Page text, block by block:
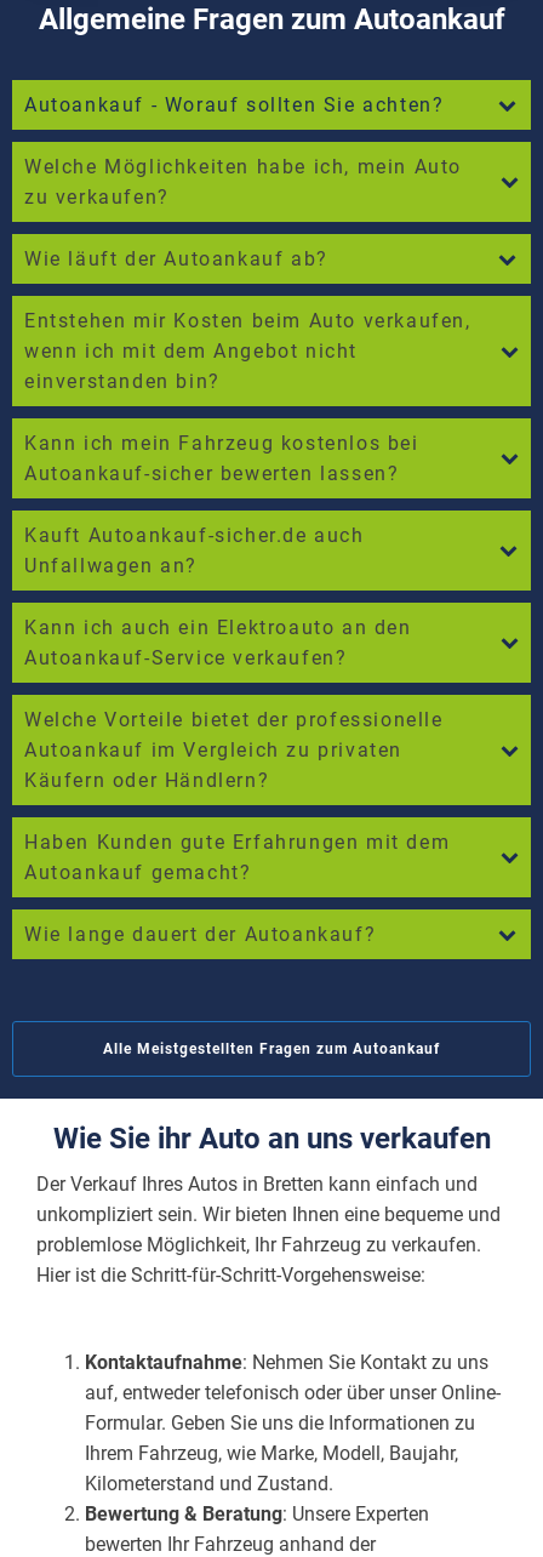
Allgemeine Fragen zum Autoankauf
Autoankauf - Worauf sollten Sie achten?
Welche Möglichkeiten habe ich, mein Auto
zu verkaufen?
Wie läuft der Autoankauf ab?
Entstehen mir Kosten beim Auto verkaufen,
wenn ich mit dem Angebot nicht
einverstanden bin?
Kann ich mein Fahrzeug kostenlos bei
Autoankauf-sicher bewerten lassen?
Kauft Autoankauf-sicher.de auch
Unfallwagen an?
Kann ich auch ein Elektroauto an den
Autoankauf-Service verkaufen?
Welche Vorteile bietet der professionelle
Autoankauf im Vergleich zu privaten
Käufern oder Händlern?
Haben Kunden gute Erfahrungen mit dem
Autoankauf gemacht?
Wie lange dauert der Autoankauf?
Alle Meistgestellten Fragen zum Autoankauf
Wie Sie ihr Auto an uns verkaufen
Der Verkauf Ihres Autos in Bretten kann einfach und
unkompliziert sein. Wir bieten Ihnen eine bequeme und
problemlose Möglichkeit, Ihr Fahrzeug zu verkaufen.
Hier ist die Schritt-für-Schritt-Vorgehensweise:
Kontaktaufnahme: Nehmen Sie Kontakt zu uns
auf, entweder telefonisch oder über unser Online-
Formular. Geben Sie uns die Informationen zu
Ihrem Fahrzeug, wie Marke, Modell, Baujahr,
Kilometerstand und Zustand.
Bewertung & Beratung: Unsere Experten
bewerten Ihr Fahrzeug anhand der